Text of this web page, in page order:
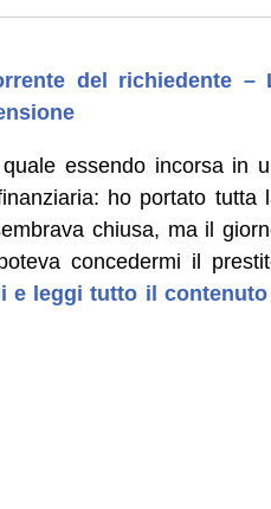
del richiedente –
essendo incorsa in
ho portato tutta
chiusa, ma il
concedermi il
e leggi tutto il contenuto